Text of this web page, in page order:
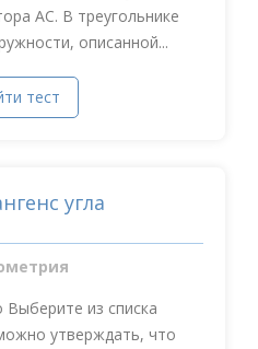
АС. В треугольнике
описанной...
тест
угла
из списка
утверждать, что